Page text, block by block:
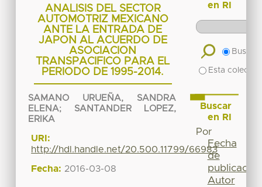
ANALISIS DEL SECTOR
AUTOMOTRIZ MEXICANO
ANTE LA ENTRADA DE
JAPON AL ACUERDO DE
ASOCIACION
TRANSPACIFICO PARA EL
PERIODO DE 1995-2014.
SAMANO URUEÑA, SANDRA
ELENA; SANTANDER LOPEZ,
ERIKA
URI:
http://hdl.handle.net/20.500.11799/66983
Fecha: 2016-03-08
en RI
Buscar
Esta
Buscar
en RI
Por
Fecha
de
publicación
Autor